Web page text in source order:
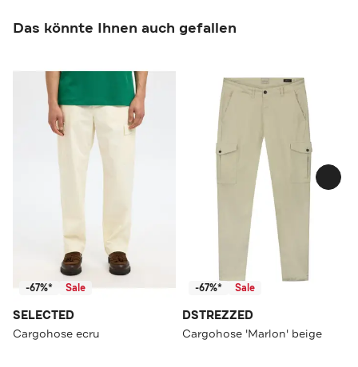
Das könnte Ihnen auch gefallen
-67%* Sale
SELECTED
Cargohose ecru
-67%* Sale
DSTREZZED
Cargohose 'Marlon' beige